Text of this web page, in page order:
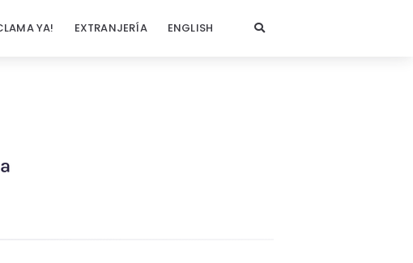
YA! EXTRANJERÍA ENGLISH